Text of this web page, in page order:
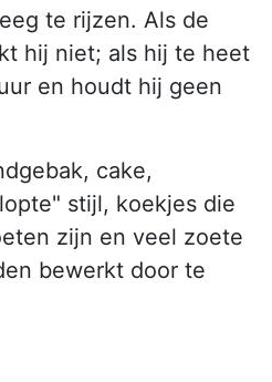
te rijzen. Als de
hij niet; als hij te heet
en houdt hij geen
cake,
stijl, koekjes die
zijn en veel zoete
bewerkt door te